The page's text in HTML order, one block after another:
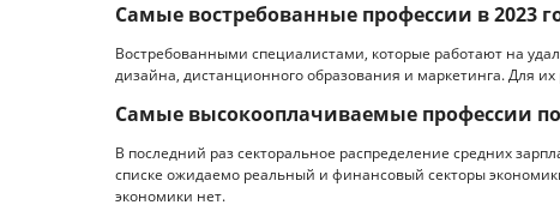
Самые востребованные профессии в 2023
Востребованными специалистами, которые работают на
дизайна, дистанционного образования и маркетинга. Для
Самые высокооплачиваемые профессии
В последний раз секторальное распределение средних
списке ожидаемо реальный и финансовый секторы
экономики нет.